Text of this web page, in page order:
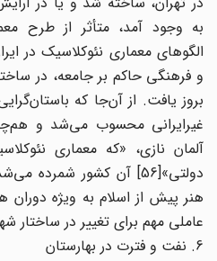
به وجود آمد، متأثر از طرح
الگوهای معماری نئوکلاسیک در
و فرهنگی حاکم بر جامعه، در
بروز یافت. از آن‌جا که
غیرایرانی محسوب می‌شد و
آلمان نازی، «که معماری
دولتی»[56] آن کشور شمرده
هنر پیش از اسلام به ویژه دوران
عاملی مهم برای تغییر در ساختار